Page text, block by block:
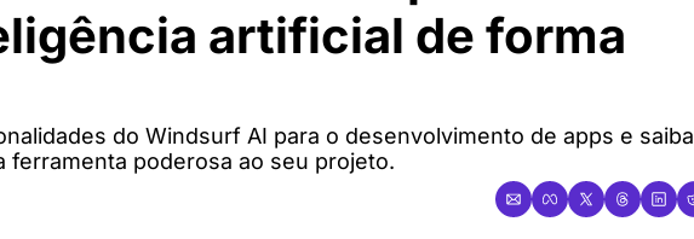
artificial de forma
do Windsurf AI para o desenvolvimento de apps e saiba
ferramenta poderosa ao seu projeto.